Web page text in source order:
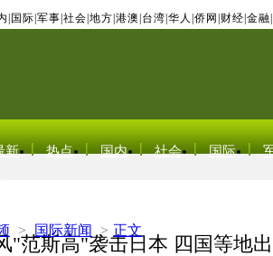
国际 军事 社会 地方 港澳 台湾 华人 侨网 财经 金融
新 热点 国内 社会 国际
> 国际新闻 > 正文
"范斯高"袭击日本 四国等地